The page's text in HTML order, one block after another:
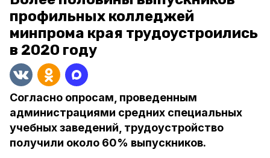
профильных колледжей
минпрома края трудоустроились
в 2020 году
Согласно опросам, проведенным
администрациями средних специальных
учебных заведений, трудоустройство
получили около 60% выпускников.